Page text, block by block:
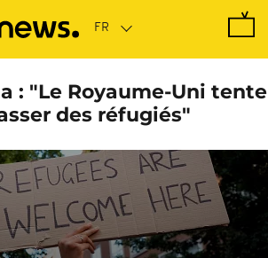
: "Le Royaume-Uni tente
des réfugiés"